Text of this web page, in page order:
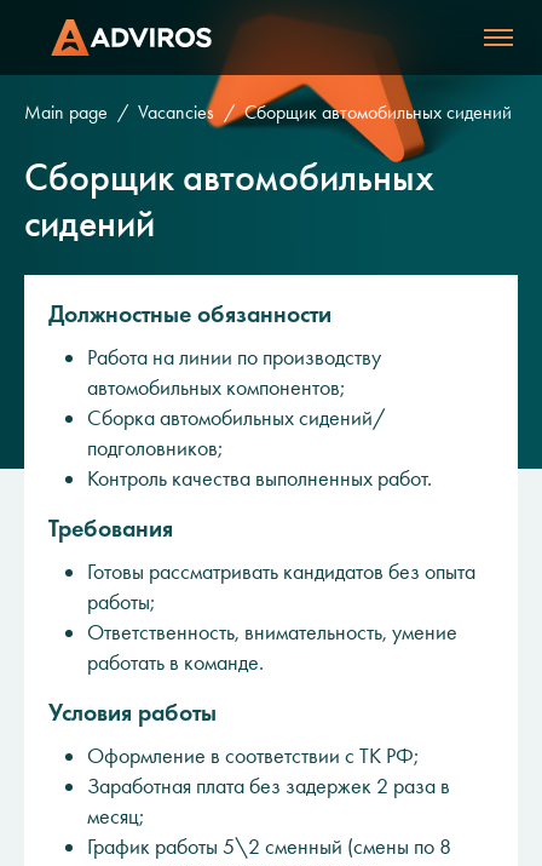
Main page Vacancies Сборщик автомобильных сидений
Сборщик автомобильных
сидений
Должностные обязанности
Работа на линии по производству
автомобильных компонентов;
Сборка автомобильных сидений/
подголовников;
Контроль качества выполненных работ.
Требования
Готовы рассматривать кандидатов без опыта
работы;
Ответственность, внимательность, умение
работать в команде.
Условия работы
Оформление в соответствии с ТК РФ;
Заработная плата без задержек 2 раза в
месяц;
График работы 5\2 сменный (смены по 8